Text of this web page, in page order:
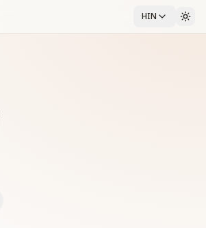
HIN